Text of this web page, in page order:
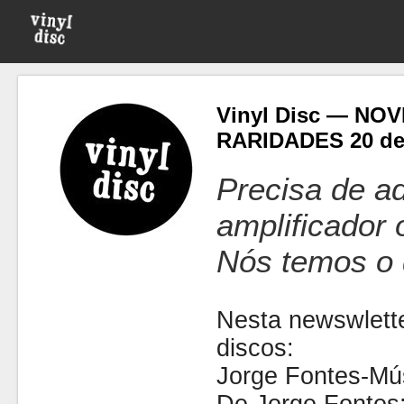
Vinyl Disc —
RARIDADES 20
Precisa de
amplificador
Nós temos o
Nesta
discos:
Jorge Fontes-